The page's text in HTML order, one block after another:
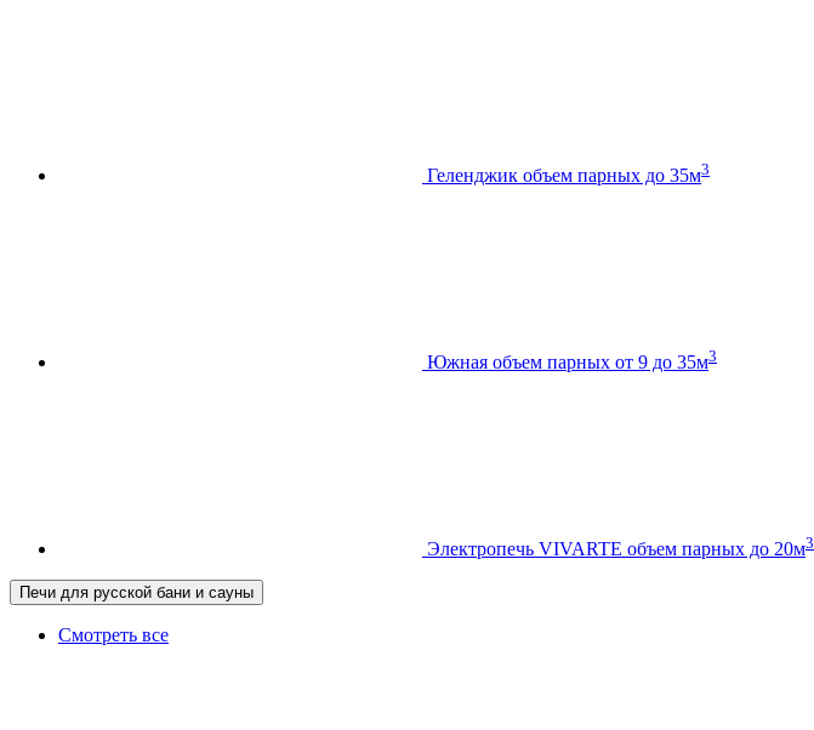
Геленджик объем парных до 35м3
Южная объем парных от 9 до 35м3
Электропечь VIVARTE объем парных до 20м3
Печи для русской бани и сауны
Смотреть все